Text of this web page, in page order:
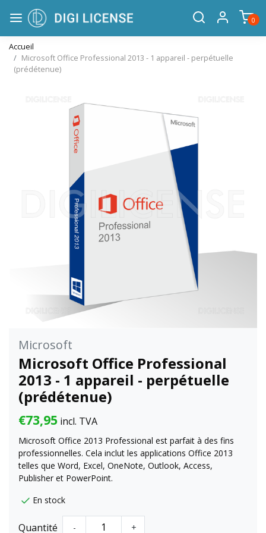
0
Accueil
Microsoft Office Professional 2013 - 1 appareil - perpétuelle
(prédétenue)
Microsoft
Microsoft Office Professional
2013 - 1 appareil - perpétuelle
(prédétenue)
€73,95 incl. TVA
Microsoft Office 2013 Professional est parfait à des fins
professionnelles. Cela inclut les applications Office 2013
telles que Word, Excel, OneNote, Outlook, Access,
Publisher et PowerPoint.
En stock
Quantité - +